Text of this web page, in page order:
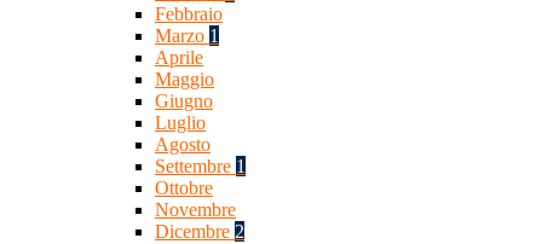
Febbraio
Marzo 1
Aprile
Maggio
Giugno
Luglio
Agosto
Settembre 1
Ottobre
Novembre
Dicembre 2